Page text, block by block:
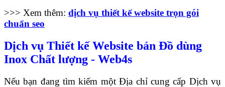
>>> Xem thêm: dịch vụ thiết kế website trọn gói
chuẩn seo
Dịch vụ Thiết kế Website bán Đồ dùng
Inox Chất lượng - Web4s
Nếu bạn đang tìm kiếm một Địa chỉ cung cấp Dịch vụ